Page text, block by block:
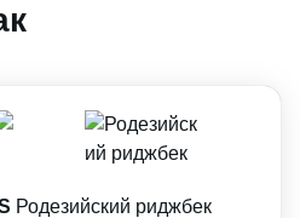
Родезийский риджбек